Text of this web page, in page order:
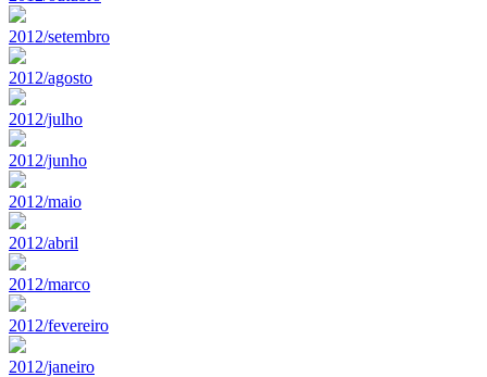
2012/setembro
2012/agosto
2012/julho
2012/junho
2012/maio
2012/abril
2012/marco
2012/fevereiro
2012/janeiro